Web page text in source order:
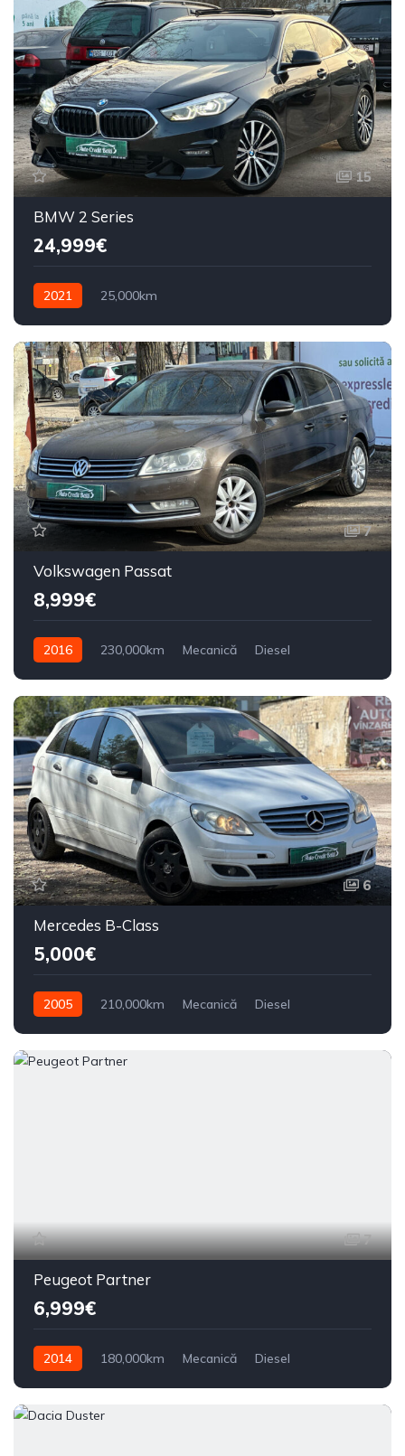
15
BMW 2 Series
24,999€
2021 25,000km
7
Volkswagen Passat
8,999€
2016 230,000km Mecanică
Diesel
6
Mercedes B-Class
5,000€
2005 210,000km Mecanică
Diesel
7
Peugeot Partner
6,999€
2014 180,000km Mecanică
Diesel